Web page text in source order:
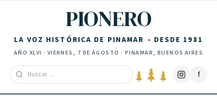
PIONERO
LA VOZ HISTÓRICA DE PINAMAR DESDE 1981
AÑO XLVI · VIERNES, 7 DE AGOSTO · PINAMAR, BUENOS AIRES
f